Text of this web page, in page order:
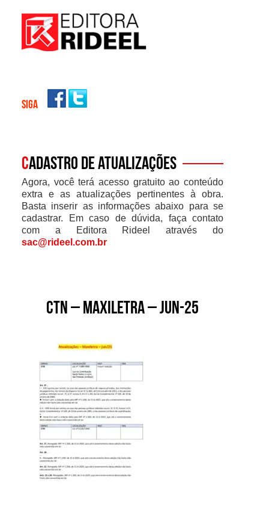
SIGA
Cadastro de atualizações
Agora, você terá acesso gratuito ao conteúdo
extra e as atualizações pertinentes à obra.
Basta inserir as informações abaixo para se
cadastrar. Em caso de dúvida, faça contato
com a Editora Rideel através do
sac@rideel.com.br
CTN – MAXILETRA – JUN-25